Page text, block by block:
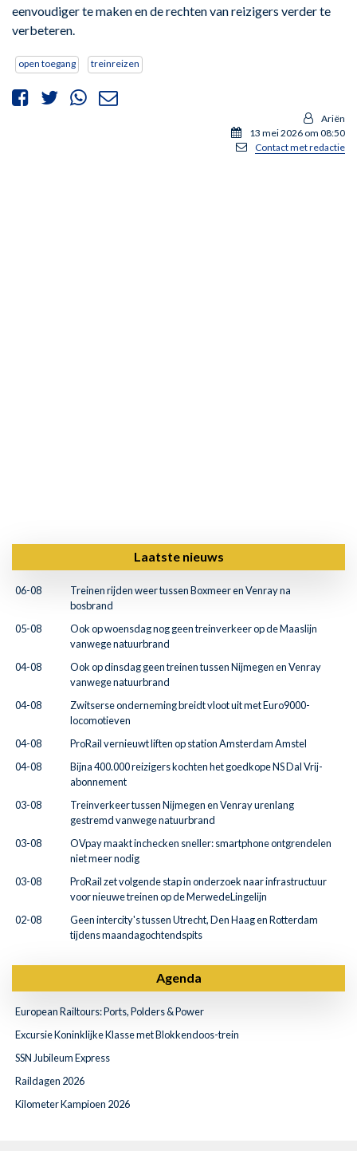
eenvoudiger te maken en de rechten van reizigers verder te
verbeteren.
open toegang treinreizen
Ariën
13 mei 2026 om 08:50
Contact met redactie
Laatste nieuws
06-08
Treinen rijden weer tussen Boxmeer en Venray na
bosbrand
05-08
Ook op woensdag nog geen treinverkeer op de Maaslijn
vanwege natuurbrand
04-08
Ook op dinsdag geen treinen tussen Nijmegen en Venray
vanwege natuurbrand
04-08
Zwitserse onderneming breidt vloot uit met Euro9000-
locomotieven
04-08
ProRail vernieuwt liften op station Amsterdam Amstel
04-08
Bijna 400.000 reizigers kochten het goedkope NS Dal Vrij-
abonnement
03-08
Treinverkeer tussen Nijmegen en Venray urenlang
gestremd vanwege natuurbrand
03-08
OVpay maakt inchecken sneller: smartphone ontgrendelen
niet meer nodig
03-08
ProRail zet volgende stap in onderzoek naar infrastructuur
voor nieuwe treinen op de MerwedeLingelijn
02-08
Geen intercity's tussen Utrecht, Den Haag en Rotterdam
tijdens maandagochtendspits
Agenda
European Railtours: Ports, Polders & Power
Excursie Koninklijke Klasse met Blokkendoos-trein
SSN Jubileum Express
Raildagen 2026
Kilometer Kampioen 2026